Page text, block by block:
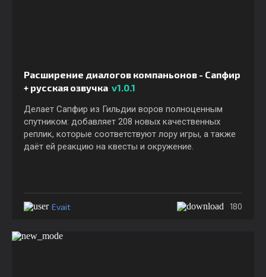
Расширение диалогов компаньонов - Сапфир
+ русская озвучка v1.0.1
Делает Сапфир из Гильдии воров полноценным
спутником: добавляет 208 новых качественных
реплик, которые соответствуют лору игры, а также
даёт ей реакцию на квесты и окружение.
Evait 180